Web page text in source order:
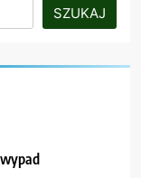
SZUKAJ